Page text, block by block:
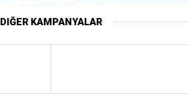
DIĞER KAMPANYALAR